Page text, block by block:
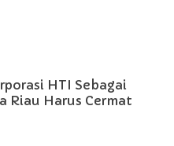
HTI Sebagai
Riau Harus Cermat